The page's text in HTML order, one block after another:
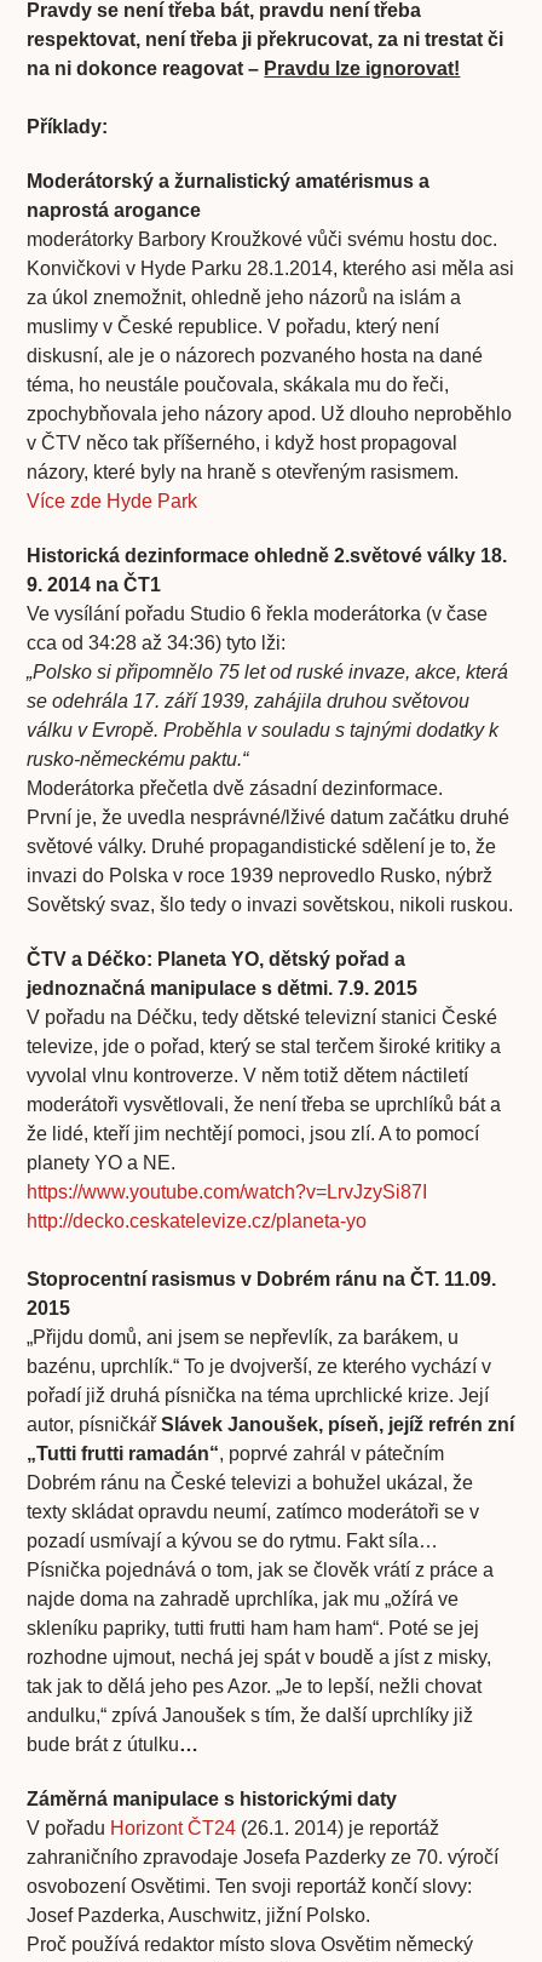
Pravdy se není třeba bát, pravdu není třeba
respektovat, není třeba ji překrucovat, za ni trestat či
na ni dokonce reagovat – Pravdu lze ignorovat!
Příklady:
Moderátorský a žurnalistický amatérismus a
naprostá arogance
moderátorky Barbory Kroužkové vůči svému hostu doc.
Konvičkovi v Hyde Parku 28.1.2014, kterého asi měla asi
za úkol znemožnit, ohledně jeho názorů na islám a
muslimy v České republice. V pořadu, který není
diskusní, ale je o názorech pozvaného hosta na dané
téma, ho neustále poučovala, skákala mu do řeči,
zpochybňovala jeho názory apod. Už dlouho neproběhlo
v ČTV něco tak příšerného, i když host propagoval
názory, které byly na hraně s otevřeným rasismem.
Více zde Hyde Park
Historická dezinformace ohledně 2.světové války 18.
9. 2014 na ČT1
Ve vysílání pořadu Studio 6 řekla moderátorka (v čase
cca od 34:28 až 34:36) tyto lži:
„Polsko si připomnělo 75 let od ruské invaze, akce, která
se odehrála 17. září 1939, zahájila druhou světovou
válku v Evropě. Proběhla v souladu s tajnými dodatky k
rusko-německému paktu.“
Moderátorka přečetla dvě zásadní dezinformace.
První je, že uvedla nesprávné/lživé datum začátku druhé
světové války. Druhé propagandistické sdělení je to, že
invazi do Polska v roce 1939 neprovedlo Rusko, nýbrž
Sovětský svaz, šlo tedy o invazi sovětskou, nikoli ruskou.
ČTV a Déčko: Planeta YO, dětský pořad a
jednoznačná manipulace s dětmi. 7.9. 2015
V pořadu na Déčku, tedy dětské televizní stanici České
televize, jde o pořad, který se stal terčem široké kritiky a
vyvolal vlnu kontroverze. V něm totiž dětem náctiletí
moderátoři vysvětlovali, že není třeba se uprchlíků bát a
že lidé, kteří jim nechtějí pomoci, jsou zlí. A to pomocí
planety YO a NE.
https://www.youtube.com/watch?v=LrvJzySi87I
http://decko.ceskatelevize.cz/planeta-yo
Stoprocentní rasismus v Dobrém ránu na ČT. 11.09.
2015
„Přijdu domů, ani jsem se nepřevlík, za barákem, u
bazénu, uprchlík.“ To je dvojverší, ze kterého vychází v
pořadí již druhá písnička na téma uprchlické krize. Její
autor, písničkář Slávek Janoušek, píseň, jejíž refrén zní
„Tutti frutti ramadán“, poprvé zahrál v pátečním
Dobrém ránu na České televizi a bohužel ukázal, že
texty skládat opravdu neumí, zatímco moderátoři se v
pozadí usmívají a kývou se do rytmu. Fakt síla…
Písnička pojednává o tom, jak se člověk vrátí z práce a
najde doma na zahradě uprchlíka, jak mu „ožírá ve
skleníku papriky, tutti frutti ham ham ham“. Poté se jej
rozhodne ujmout, nechá jej spát v boudě a jíst z misky,
tak jak to dělá jeho pes Azor. „Je to lepší, nežli chovat
andulku,“ zpívá Janoušek s tím, že další uprchlíky již
bude brát z útulku…
Záměrná manipulace s historickými daty
V pořadu Horizont ČT24 (26.1. 2014) je reportáž
zahraničního zpravodaje Josefa Pazderky ze 70. výročí
osvobození Osvětimi. Ten svoji reportáž končí slovy:
Josef Pazderka, Auschwitz, jižní Polsko.
Proč používá redaktor místo slova Osvětim německý